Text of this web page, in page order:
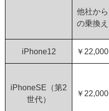
他社から
の乗換え
iPhone12 ￥22,000
iPhoneSE（第2
世代）
￥22,000